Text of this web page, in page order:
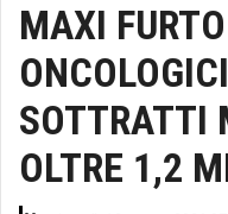
MAXI
SOTTRATTI
OLTRE 1,2